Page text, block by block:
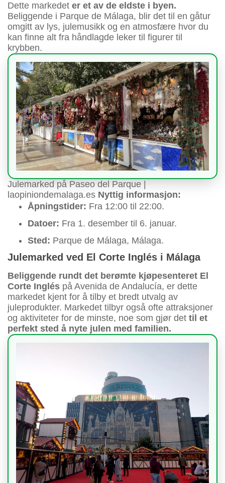
Dette markedet er et av de eldste i byen.
Beliggende i Parque de Málaga, blir det til en gåtur
omgitt av lys, julemusikk og en atmosfære hvor du
kan finne alt fra håndlagde leker til figurer til
krybben.
Julemarked på Paseo del Parque |
laopiniondemalaga.es Nyttig informasjon:
Åpningstider: Fra 12:00 til 22:00.
Datoer: Fra 1. desember til 6. januar.
Sted: Parque de Málaga, Málaga.
Julemarked ved El Corte Inglés i Málaga
Beliggende rundt det berømte kjøpesenteret El
Corte Inglés på Avenida de Andalucía, er dette
markedet kjent for å tilby et bredt utvalg av
juleprodukter. Markedet tilbyr også ofte attraksjoner
og aktiviteter for de minste, noe som gjør det til et
perfekt sted å nyte julen med familien.